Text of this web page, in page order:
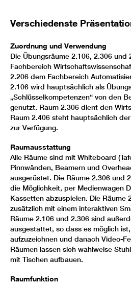
Verschiedenste
Zuordnung und Verwendung
Die Übungsräume 2.106, 2.306 und
Fachbereich
2.206 dem Fachbereich
2.106 wird hauptsächlich als
„Schlüsselkompetenzen“ von den
genutzt. Raum 2.306 dient den
Raum 2.406 steht hauptsächlich
zur Verfügung.
Raumausstattung
Alle Räume sind mit Whiteboard
Pinnwänden, Beamern und
ausgerüstet. Die Räume 2.306 und
die Möglichkeit, per Medienwagen
Kassetten abzuspielen. Die Räume
zusätzlich mit einem interaktiven
Räume 2.106 und 2.306 sind
ausgestattet, so dass es möglich
aufzuzeichnen und danach Video-
Räumen lassen sich wahlweise
mit Tischen aufbauen.
Raumfunktion